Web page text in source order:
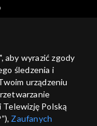
Krzyżówka
aby wyrazić zgody
śledzenia i
urządzeniu
Telewizję Polską
Zaufanych